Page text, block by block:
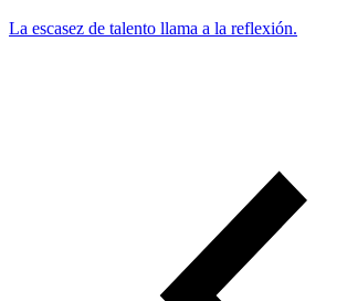
La escasez de talento llama a la reflexión.